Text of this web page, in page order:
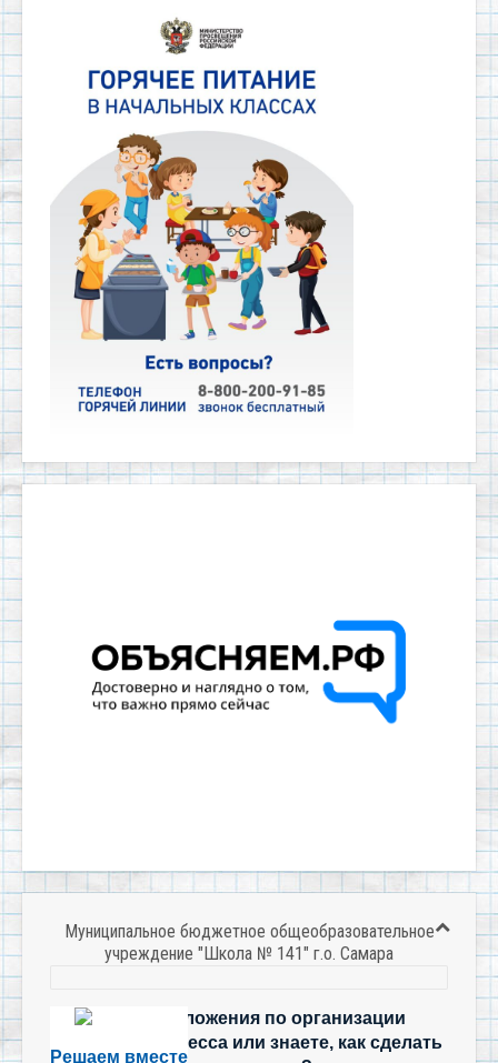
Муниципальное бюджетное общеобразовательное
учреждение "Школа № 141" г.о. Самара
Решаем вместе
Есть предложения по организации
учебного процесса или знаете, как сделать